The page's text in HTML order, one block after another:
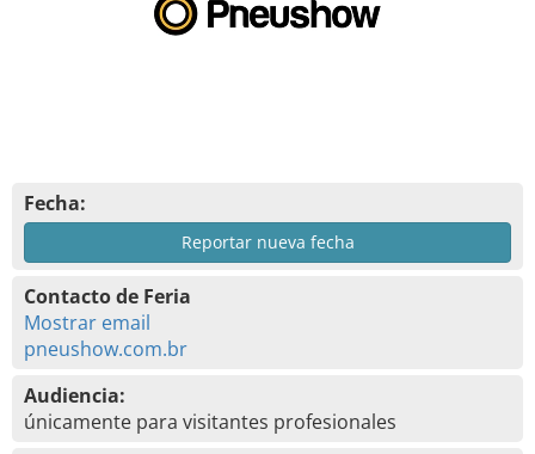
Fecha:
Reportar nueva fecha
Contacto de Feria
Mostrar email
pneushow.com.br
Audiencia:
únicamente para visitantes profesionales